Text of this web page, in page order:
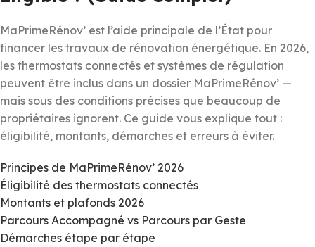
MaPrimeRénov’ est l’aide principale de l’État pour
financer les travaux de rénovation énergétique. En 2026,
les thermostats connectés et systèmes de régulation
peuvent être inclus dans un dossier MaPrimeRénov’ —
mais sous des conditions précises que beaucoup de
propriétaires ignorent. Ce guide vous explique tout :
éligibilité, montants, démarches et erreurs à éviter.
Principes de MaPrimeRénov’ 2026
Éligibilité des thermostats connectés
Montants et plafonds 2026
Parcours Accompagné vs Parcours par Geste
Démarches étape par étape